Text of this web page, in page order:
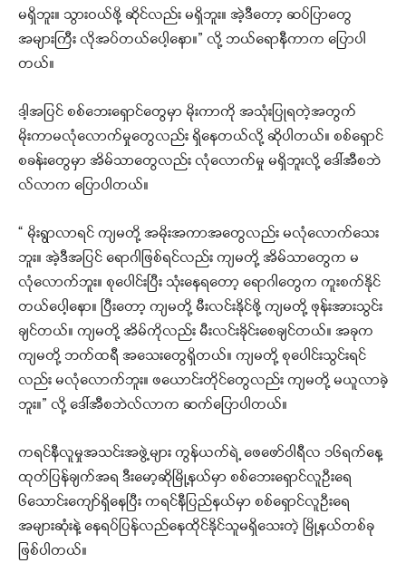
မရှိဘူး။ သွားဝယ်ဖို့ ဆိုင်လည်း မရှိဘူး။ အဲ့ဒီတော့ ဆပ်ပြာတွေ
အများကြီး လိုအပ်တယ်ပေါ့နော။” လို့ ဘယ်ရောနီကာက ပြောပါ
တယ်။
ဒါ့အပြင် စစ်ဘေးရှောင်တွေမှာ မိုးကာကို အသုံးပြုရတဲ့အတွက်
မိုးကာမလုံလောက်မှုတွေလည်း ရှိနေတယ်လို့ ဆိုပါတယ်။ စစ်ရှောင်
စခန်းတွေမှာ အိမ်သာတွေလည်း လုံလောက်မှု မရှိဘူးလို့ ဒေါ်အီစဘဲ
လ်လာက ပြောပါတယ်။
“ မိုးရွာလာရင် ကျမတို့ အမိုးအကာအတွေလည်း မလုံလောက်သေး
ဘူး။ အဲ့ဒီအပြင် ရောဂါဖြစ်ရင်လည်း ကျမတို့ အိမ်သာတွေက မ
လုံလောက်ဘူး။ စုပေါင်းပြီး သုံးနေရတော့ ရောဂါတွေက ကူးစက်နိုင်
တယ်ပေါ့နော။ ပြီးတော့ ကျမတို့ မီးလင်းနိုင်ဖို့ ကျမတို့ ဖုန်းအားသွင်း
ချင်တယ်။ ကျမတို့ အိမ်ကိုလည်း မီးလင်းခိုင်းစေချင်တယ်။ အခုက
ကျမတို့ ဘက်ထရီ အသေးတွေရှိတယ်။ ကျမတို့ စုပေါင်းသွင်းရင်
လည်း မလုံလောက်ဘူး။ ဖယောင်းတိုင်တွေလည်း ကျမတို့ မယူလာခဲ့
ဘူး။” လို့ ဒေါ်အီစဘဲလ်လာက ဆက်ပြောပါတယ်။
ကရင်နီလူမှုအသင်းအဖွဲ့များ ကွန်ယက်ရဲ့ ဖေဖော်ဝါရီလ ၁၆ရက်နေ့
ထုတ်ပြန်ချက်အရ ဒီးမော့ဆိုမြို့နယ်မှာ စစ်ဘေးရှောင်လူဦးရေ
၆သောင်းကျော်ရှိနေပြီး ကရင်နီပြည်နယ်မှာ စစ်ရှောင်လူဦးရေ
အများဆုံးနဲ့ နေရပ်ပြန်လည်နေထိုင်နိုင်သူမရှိသေးတဲ့ မြို့နယ်တစ်ခု
ဖြစ်ပါတယ်။